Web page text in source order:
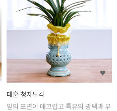
대훈 청자투각
잎의 표면이 매끄럽고 특유의 광택과 무